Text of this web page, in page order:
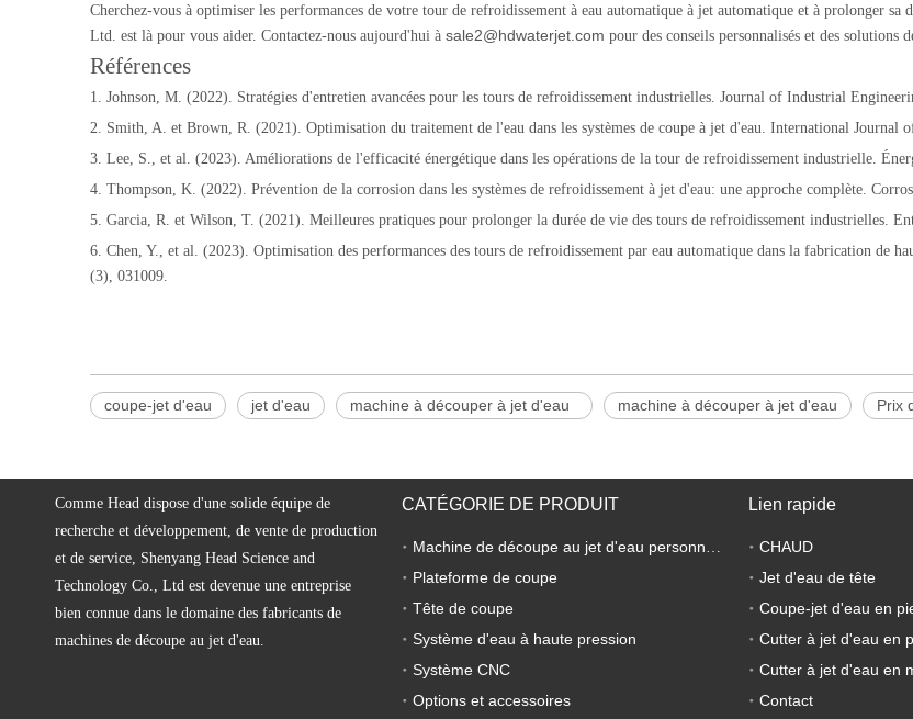
Cherchez-vous à optimiser les performances de votre tour de refroidissement à eau automatique à jet automatique et à prolonger
Ltd. est là pour vous aider. Contactez-nous aujourd'hui à sale2@hdwaterjet.com pour des conseils personnalisés et des solutions
Références
1. Johnson, M. (2022). Stratégies d'entretien avancées pour les tours de refroidissement industrielles. Journal of Industrial
2. Smith, A. et Brown, R. (2021). Optimisation du traitement de l'eau dans les systèmes de coupe à jet d'eau. International Journal
3. Lee, S., et al. (2023). Améliorations de l'efficacité énergétique dans les opérations de la tour de refroidissement industrielle.
4. Thompson, K. (2022). Prévention de la corrosion dans les systèmes de refroidissement à jet d'eau: une approche complète.
5. Garcia, R. et Wilson, T. (2021). Meilleures pratiques pour prolonger la durée de vie des tours de refroidissement industrielles.
6. Chen, Y., et al. (2023). Optimisation des performances des tours de refroidissement par eau automatique dans la fabrication de
(3), 031009.
coupe-jet d'eau jet d'eau machine à découper à jet d'eau machine à découper à jet d'eau Prix
Comme Head dispose d'une solide équipe de
recherche et développement, de vente de production
et de service, Shenyang Head Science and
Technology Co., Ltd est devenue une entreprise
bien connue dans le domaine des fabricants de
machines de découpe au jet d'eau.
CATÉGORIE DE PRODUIT
Machine de découpe au jet d'eau personnalisée
Plateforme de coupe
Tête de coupe
Système d'eau à haute pression
Système CNC
Options et accessoires
Lien rapide
CHAUD
Jet d'eau de tête
Coupe-jet d'eau en
Cutter à jet d'eau en
Cutter à jet d'eau en
Contact